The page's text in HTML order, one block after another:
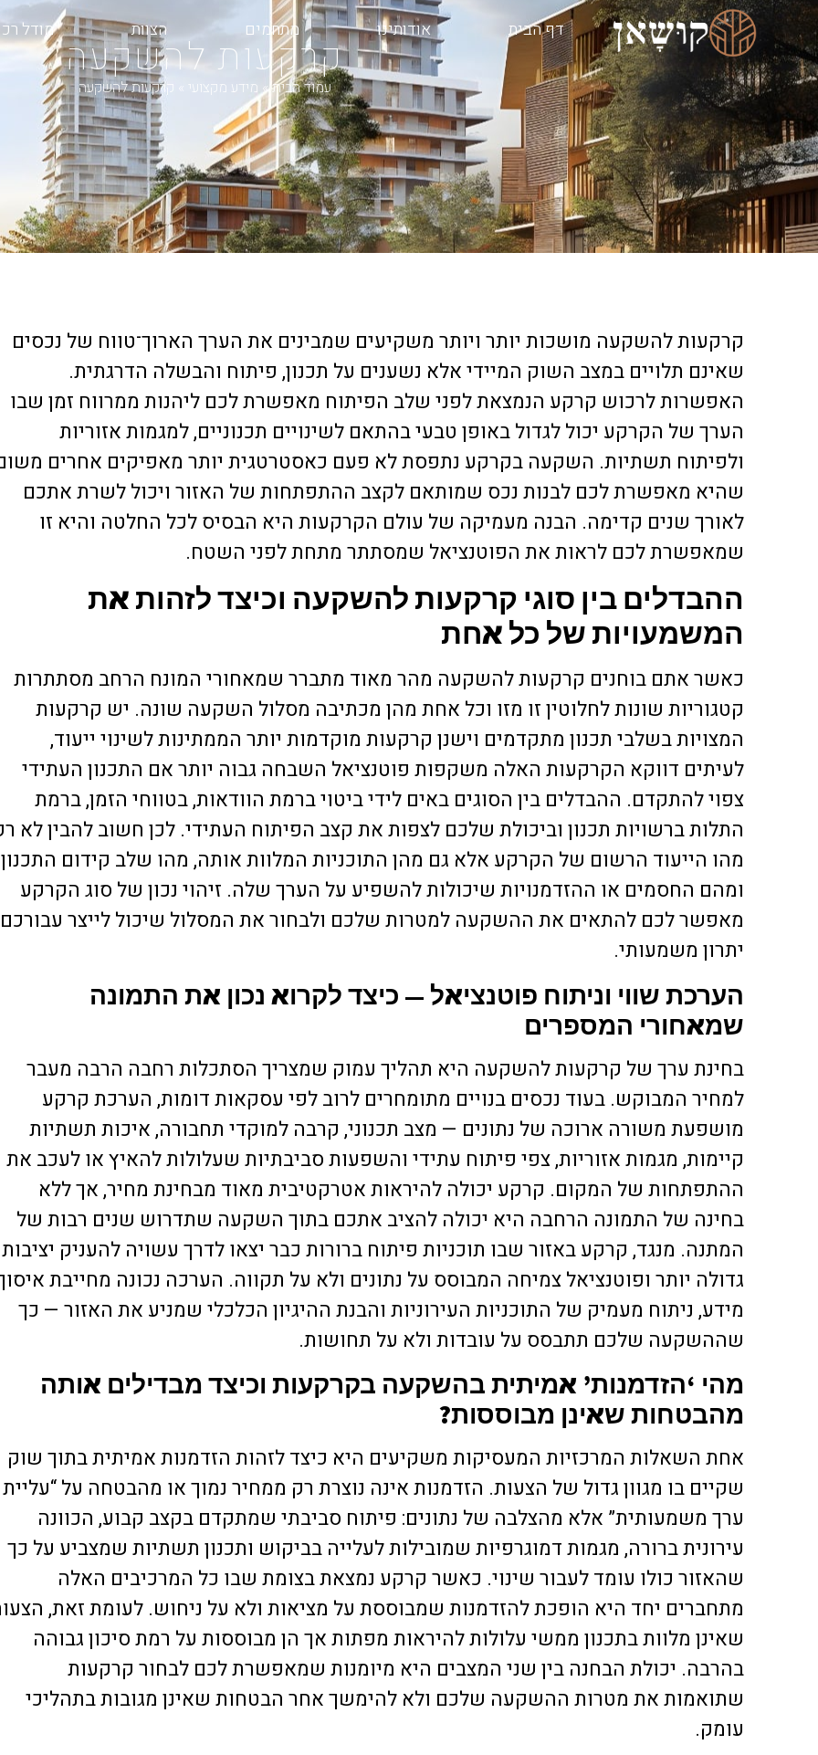
דף הבית אודותינו מתחמים הצוות מודל
קרקעות להשקעה
עמוד הבית»מידע מקצועי קרקעות להשקעה
קרקעות להשקעה מושכות יותר ויותר משקיעים שמבינים את הערך הארוך־טווח של נכסים
שאינם תלויים במצב השוק המיידי אלא נשענים על תכנון, פיתוח והבשלה הדרגתית.
האפשרות לרכוש קרקע הנמצאת לפני שלב הפיתוח מאפשרת לכם ליהנות ממרווח זמן שבו
הערך של הקרקע יכול לגדול באופן טבעי בהתאם לשינויים תכנוניים, למגמות אזוריות
ולפיתוח תשתיות. השקעה בקרקע נתפסת לא פעם כאסטרטגית יותר מאפיקים אחרים
שהיא מאפשרת לכם לבנות נכס שמותאם לקצב ההתפתחות של האזור ויכול לשרת אתכם
לאורך שנים קדימה. הבנה מעמיקה של עולם הקרקעות היא הבסיס לכל החלטה והיא זו
שמאפשרת לכם לראות את הפוטנציאל שמסתתר מתחת לפני השטח.
ההבדלים בין סוגי קרקעות להשקעה וכיצד לזהות את
המשמעויות של כל אחת
כאשר אתם בוחנים קרקעות להשקעה מהר מאוד מתברר שמאחורי המונח הרחב מסתתרות
קטגוריות שונות לחלוטין זו מזו וכל אחת מהן מכתיבה מסלול השקעה שונה. יש קרקעות
המצויות בשלבי תכנון מתקדמים וישנן קרקעות מוקדמות יותר הממתינות לשינוי ייעוד,
לעיתים דווקא הקרקעות האלה משקפות פוטנציאל השבחה גבוה יותר אם התכנון העתידי
צפוי להתקדם. ההבדלים בין הסוגים באים לידי ביטוי ברמת הוודאות, בטווחי הזמן, ברמת
התלות ברשויות תכנון וביכולת שלכם לצפות את קצב הפיתוח העתידי. לכן חשוב להבין לא
מהו הייעוד הרשום של הקרקע אלא גם מהן התוכניות המלוות אותה, מהו שלב קידום התכנון
ומהם החסמים או ההזדמנויות שיכולות להשפיע על הערך שלה. זיהוי נכון של סוג הקרקע
מאפשר לכם להתאים את ההשקעה למטרות שלכם ולבחור את המסלול שיכול לייצר עבורכם
יתרון משמעותי.
הערכת שווי וניתוח פוטנציאל — כיצד לקרוא נכון את התמונה
שמאחורי המספרים
בחינת ערך של קרקעות להשקעה היא תהליך עמוק שמצריך הסתכלות רחבה הרבה מעבר
למחיר המבוקש. בעוד נכסים בנויים מתומחרים לרוב לפי עסקאות דומות, הערכת קרקע
מושפעת משורה ארוכה של נתונים — מצב תכנוני, קרבה למוקדי תחבורה, איכות תשתיות
קיימות, מגמות אזוריות, צפי פיתוח עתידי והשפעות סביבתיות שעלולות להאיץ או לעכב את
ההתפתחות של המקום. קרקע יכולה להיראות אטרקטיבית מאוד מבחינת מחיר, אך ללא
בחינה של התמונה הרחבה היא יכולה להציב אתכם בתוך השקעה שתדרוש שנים רבות של
המתנה. מנגד, קרקע באזור שבו תוכניות פיתוח ברורות כבר יצאו לדרך עשויה להעניק יציבות
גדולה יותר ופוטנציאל צמיחה המבוסס על נתונים ולא על תקווה. הערכה נכונה מחייבת
מידע, ניתוח מעמיק של התוכניות העירוניות והבנת ההיגיון הכלכלי שמניע את האזור — כך
שההשקעה שלכם תתבסס על עובדות ולא על תחושות.
מהי ‘הזדמנות’ אמיתית בהשקעה בקרקעות וכיצד מבדילים אותה
מהבטחות שאינן מבוססות?
אחת השאלות המרכזיות המעסיקות משקיעים היא כיצד לזהות הזדמנות אמיתית בתוך שוק
שקיים בו מגוון גדול של הצעות. הזדמנות אינה נוצרת רק ממחיר נמוך או מהבטחה על “עליית
ערך משמעותית” אלא מהצלבה של נתונים: פיתוח סביבתי שמתקדם בקצב קבוע, הכוונה
עירונית ברורה, מגמות דמוגרפיות שמובילות לעלייה בביקוש ותכנון תשתיות שמצביע על כך
שהאזור כולו עומד לעבור שינוי. כאשר קרקע נמצאת בצומת שבו כל המרכיבים האלה
מתחברים יחד היא הופכת להזדמנות שמבוססת על מציאות ולא על ניחוש. לעומת זאת,
שאינן מלוות בתכנון ממשי עלולות להיראות מפתות אך הן מבוססות על רמת סיכון גבוהה
בהרבה. יכולת הבחנה בין שני המצבים היא מיומנות שמאפשרת לכם לבחור קרקעות
שתואמות את מטרות ההשקעה שלכם ולא להימשך אחר הבטחות שאינן מגובות בתהליכי
עומק.